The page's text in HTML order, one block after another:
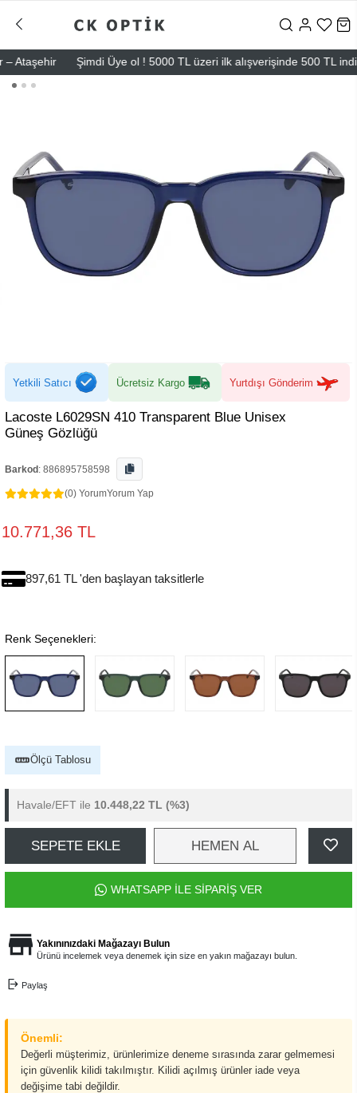
Şimdi Üye ol ! 5000 TL üzeri ilk alışverişinde 500 TL indirim
Yetkili Satıcı Ücretsiz Kargo Yurtdışı Gönderim
Lacoste L6029SN 410 Transparent Blue Unisex
Güneş Gözlüğü
Barkod : 886895758598
(0) YorumYorum Yap
10.771,36 TL
897,61 TL 'den başlayan taksitlerle
Renk Seçenekleri:
Ölçü Tablosu
Havale/EFT ile 10.448,22 TL (%3)
SEPETE EKLE HEMEN AL
WHATSAPP İLE SİPARİŞ VER
Yakınınızdaki Mağazayı Bulun
Ürünü incelemek veya denemek için size en yakın mağazayı bulun.
Paylaş
Önemli:
Değerli müşterimiz, ürünlerimize deneme sırasında zarar gelmemesi
için güvenlik kilidi takılmıştır. Kilidi açılmış ürünler iade veya
değişime tabi değildir.